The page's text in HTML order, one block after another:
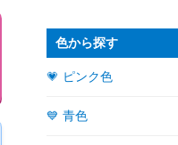
色から探す
💗 ピンク色
💙 青色